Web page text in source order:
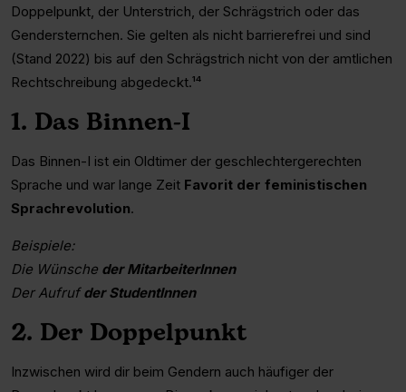
Doppelpunkt, der Unterstrich, der Schrägstrich oder das
Gendersternchen. Sie gelten als nicht barrierefrei und sind
(Stand 2022) bis auf den Schrägstrich nicht von der amtlichen
Rechtschreibung abgedeckt.¹⁴
1. Das Binnen-I
Das Binnen-I ist ein Oldtimer der geschlechtergerechten
Sprache und war lange Zeit Favorit der feministischen
Sprachrevolution.
Beispiele:
Die Wünsche der MitarbeiterInnen
Der Aufrufder StudentInnen
2. Der Doppelpunkt
Inzwischen wird dir beim Gendern auch häufiger der